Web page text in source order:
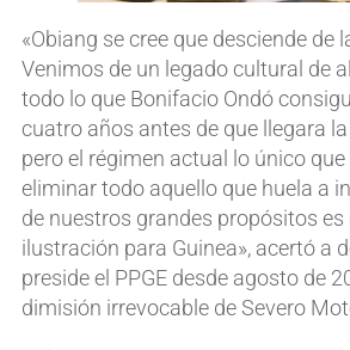
«Obiang se cree que desciende de
Venimos de un legado cultural de
todo lo que Bonifacio Ondó
cuatro años antes de que llegara
pero el régimen actual lo único
eliminar todo aquello que huela a
de nuestros grandes propósitos es
ilustración para Guinea», acertó a
preside el PPGE desde agosto de
dimisión irrevocable de Severo